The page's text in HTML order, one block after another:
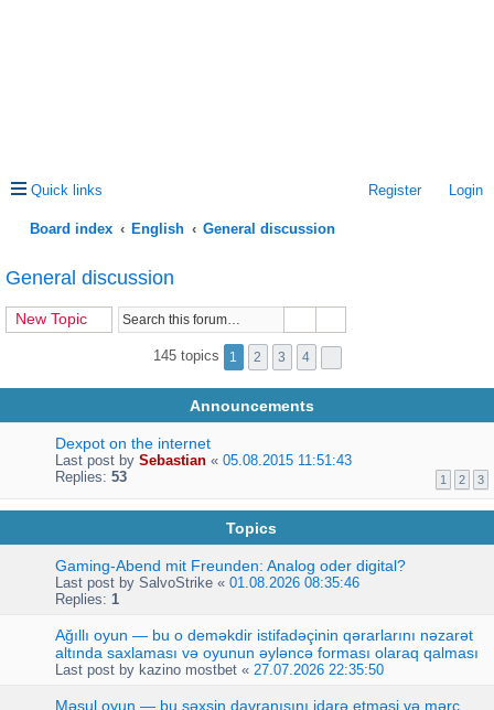
Quick links Login
Register
Board index English
General discussion
General discussion
New Topic
145 topics 1 2 3 4
Announcements
Dexpot on the internet
Last post by Sebastian « 05.08.2015 11:51:43
Replies: 53 1 2 3
Topics
Gaming-Abend mit Freunden: Analog oder digital?
Last post by SalvoStrike « 01.08.2026 08:35:46
Replies: 1
Ağıllı oyun — bu o deməkdir istifadəçinin qərarlarını nəzarət
altında saxlaması və oyunun əyləncə forması olaraq qalması
Last post by kazino mostbet « 27.07.2026 22:35:50
Məsul oyun — bu şəxsin davranışını idarə etməsi və mərc